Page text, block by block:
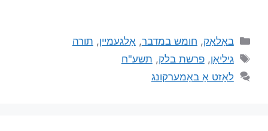
באַלאַק, חומש במדבר,אַלגעמיין, תורה
גיליאַן,פרשת בלק, תשע"ח
לאָזט אַ באַמערקונג